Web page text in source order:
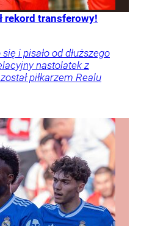
rekord transferowy!
i pisało od dłuższego
nastolatek z
piłkarzem Realu